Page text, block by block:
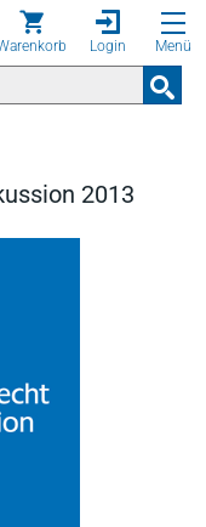
Login Menü
2013